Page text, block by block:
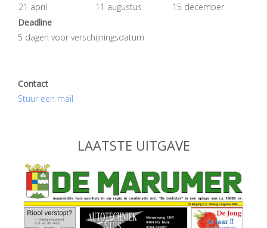
21 april
11 augustus
15 december
Deadline
5 dagen voor verschijningsdatum
Contact
Stuur een mail
LAATSTE UITGAVE